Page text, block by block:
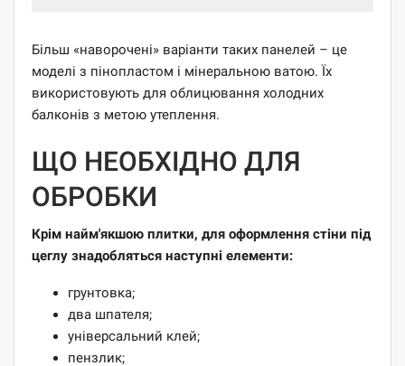
Більш «наворочені» варіанти таких панелей – це
моделі з пінопластом і мінеральною ватою. Їх
використовують для облицювання холодних
балконів з метою утеплення.
ЩО НЕОБХІДНО ДЛЯ
ОБРОБКИ
Крім найм'якшою плитки, для оформлення стіни під
цеглу знадобляться наступні елементи:
грунтовка;
два шпателя;
універсальний клей;
пензлик;